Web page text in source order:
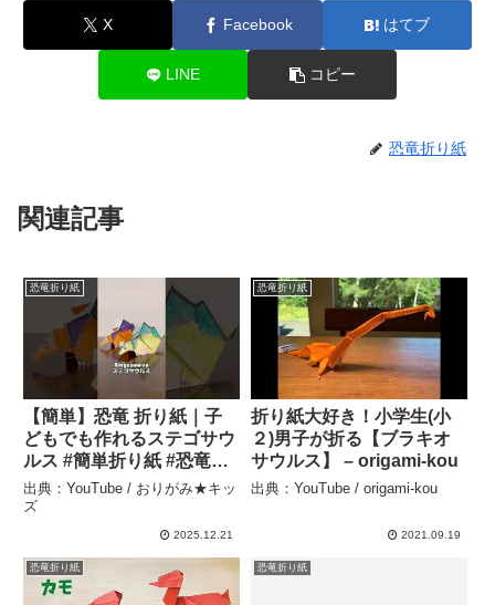
X Facebook はてブ
LINE コピー
恐竜折り紙
関連記事
恐竜折り紙
【簡単】恐竜 折り紙｜子
どもでも作れるステゴサウ
ルス #簡単折り紙 #恐竜折
り紙 #折り紙恐竜 #origami
#dinosaur – おりがみ★キ
出典：YouTube / おりがみ★キッ
ズ
2025.12.21
恐竜折り紙
折り紙大好き！小学生(小
２)男子が折る【ブラキオ
サウルス】 – origami-kou
出典：YouTube / origami-kou
2021.09.19
恐竜折り紙 恐竜折り紙